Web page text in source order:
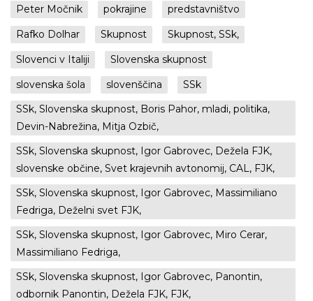
Peter Močnik
pokrajine
predstavništvo
Rafko Dolhar
Skupnost
Skupnost, SSk,
Slovenci v Italiji
Slovenska skupnost
slovenska šola
slovenščina
SSk
SSk, Slovenska skupnost, Boris Pahor, mladi, politika,
Devin-Nabrežina, Mitja Ozbič,
SSk, Slovenska skupnost, Igor Gabrovec, Dežela FJK,
slovenske občine, Svet krajevnih avtonomij, CAL, FJK,
SSk, Slovenska skupnost, Igor Gabrovec, Massimiliano
Fedriga, Deželni svet FJK,
SSk, Slovenska skupnost, Igor Gabrovec, Miro Cerar,
Massimiliano Fedriga,
SSk, Slovenska skupnost, Igor Gabrovec, Panontin,
odbornik Panontin, Dežela FJK, FJK,